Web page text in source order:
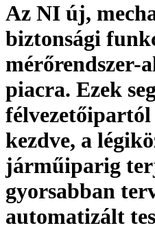
Az NI új,
biztonsági
mérőrendszer-
piacra. Ezek
kezdve, a
járműiparig
gyorsabban
automatizált